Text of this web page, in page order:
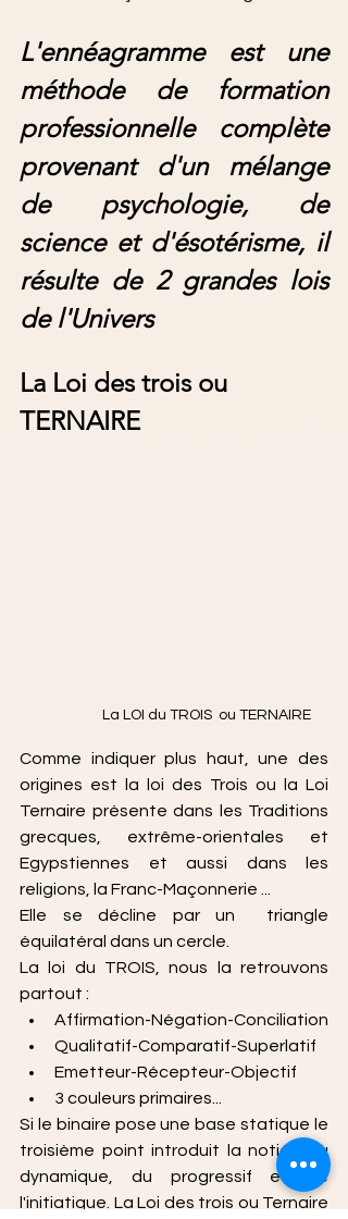
L'ennéagramme est une
méthode de formation
professionnelle complète
provenant d'un mélange
de psychologie, de
science et d'ésotérisme, il
résulte de 2 grandes lois
de l'Univers
La Loi des trois ou
TERNAIRE
La LOI du TROIS  ou TERNAIRE
Comme indiquer plus haut, une des
origines est la loi des Trois ou la Loi
Ternaire présente dans les Traditions
grecques, extrême-orientales et
Egypstiennes et aussi dans les
religions, la Franc-Maçonnerie ...
Elle se décline par un  triangle
équilatéral dans un cercle.
La loi du TROIS, nous la retrouvons
partout :
Affirmation-Négation-Conciliation
Qualitatif-Comparatif-Superlatif
Emetteur-Récepteur-Objectif
3 couleurs primaires...
Si le binaire pose une base statique le
troisième point introduit la notion du
dynamique, du progressif et de
l'initiatique. La Loi des trois ou Ternaire